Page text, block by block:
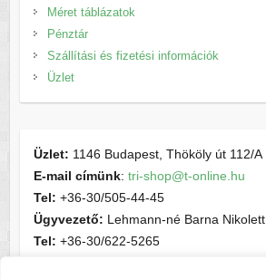
Méret táblázatok
Pénztár
Szállítási és fizetési információk
Üzlet
Üzlet: 1146 Budapest, Thököly út 112/A
E-mail címünk: tri-shop@t-online.hu
Tel: +36-30/505-44-45
Ügyvezető: Lehmann-né Barna Nikolett
Tel: +36-30/622-5265